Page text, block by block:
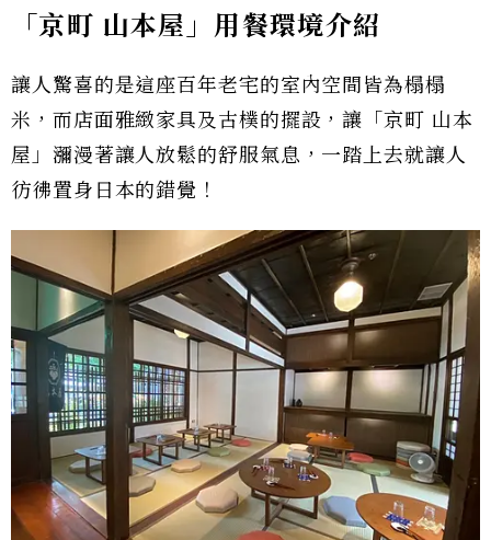
「京町 山本屋」用餐環境介紹
讓人驚喜的是這座百年老宅的室內空間皆為榻榻
米，而店面雅緻家具及古樸的擺設，讓「京町 山本
屋」瀰漫著讓人放鬆的舒服氣息，一踏上去就讓人
彷彿置身日本的錯覺！